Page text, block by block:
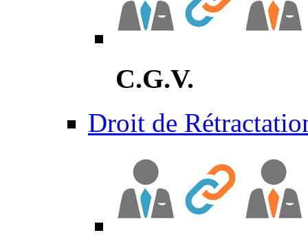
C.G.V.
Droit de